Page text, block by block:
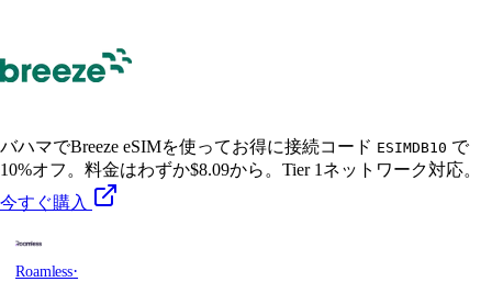
バハマでBreeze eSIMを使ってお得に接続コード ESIMDB10 で
10%オフ。料金はわずか$8.09から。Tier 1ネットワーク対応。
今すぐ購入
Roamless·